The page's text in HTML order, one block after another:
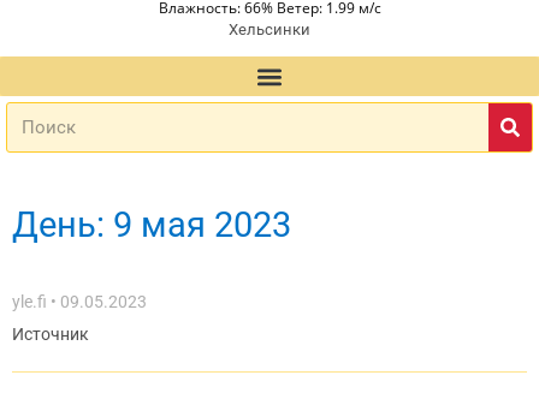
Влажность: 66% Ветер: 1.99 м/с
Хельсинки
День: 9 мая 2023
yle.fi
09.05.2023
Источник